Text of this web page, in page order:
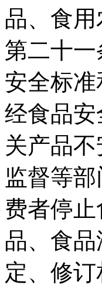
品、食
第二十
安全标
经食品
关产品
监督等
费者停
品、食
定、修